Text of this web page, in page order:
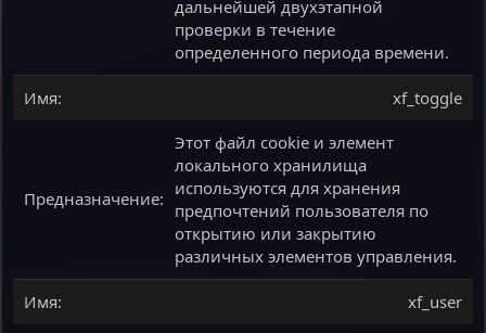
дальнейшей двухэтапной
проверки в течение
определенного периода времени.
xf_toggle
Этот файл cookie и элемент
локального хранилища
используются для хранения
предпочтений пользователя по
открытию или закрытию
различных элементов управления.
xf_user